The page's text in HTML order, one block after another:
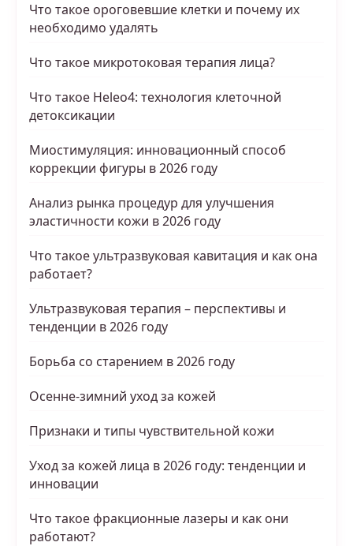
Что такое ороговевшие клетки и почему их
необходимо удалять
Что такое микротоковая терапия лица?
Что такое Heleo4: технология клеточной
детоксикации
Миостимуляция: инновационный способ
коррекции фигуры в 2026 году
Анализ рынка процедур для улучшения
эластичности кожи в 2026 году
Что такое ультразвуковая кавитация и как она
работает?
Ультразвуковая терапия – перспективы и
тенденции в 2026 году
Борьба со старением в 2026 году
Осенне-зимний уход за кожей
Признаки и типы чувствительной кожи
Уход за кожей лица в 2026 году: тенденции и
инновации
Что такое фракционные лазеры и как они
работают?